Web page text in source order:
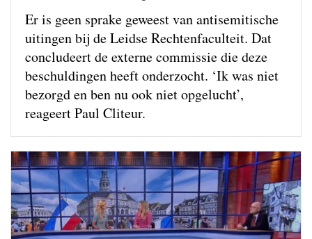
Er is geen sprake geweest van antisemitische
uitingen bij de Leidse Rechtenfaculteit. Dat
concludeert de externe commissie die deze
beschuldingen heeft onderzocht. ‘Ik was niet
bezorgd en ben nu ook niet opgelucht’,
reageert Paul Cliteur.